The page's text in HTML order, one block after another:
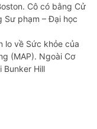
Cô có bằng Cử
Sư phạm – Đại học
lo về Sức khỏe của
(MAP). Ngoài Cơ
Bunker Hill